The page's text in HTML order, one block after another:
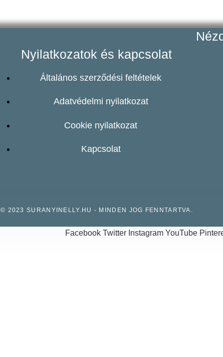
Nyilatkozatok és kapcsolat
Általános szerződési feltételek
Adatvédelmi nyilatkozat
Cookie nyilatkozat
Kapcsolat
© 2023 SURANYINELLY.HU - MINDEN JOG FENNTARTVA.
Facebook Twitter Instagram YouTube